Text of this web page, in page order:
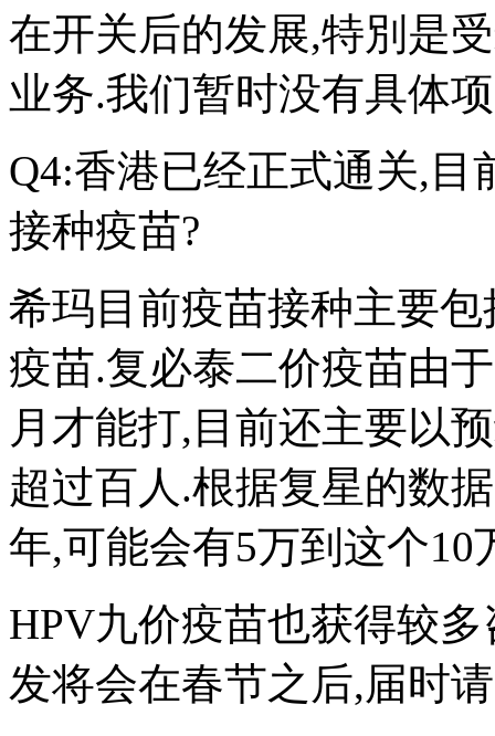
在开关后的发展,特別是
业务.我们暂时没有具体
Q4:香港已经正式通关,
接种疫苗?
希玛目前疫苗接种主要
疫苗.复必泰二价疫苗由
月才能打,目前还主要以
超过百人.根据复星的数
年,可能会有5万到这个
HPV九价疫苗也获得较
发将会在春节之后,届时